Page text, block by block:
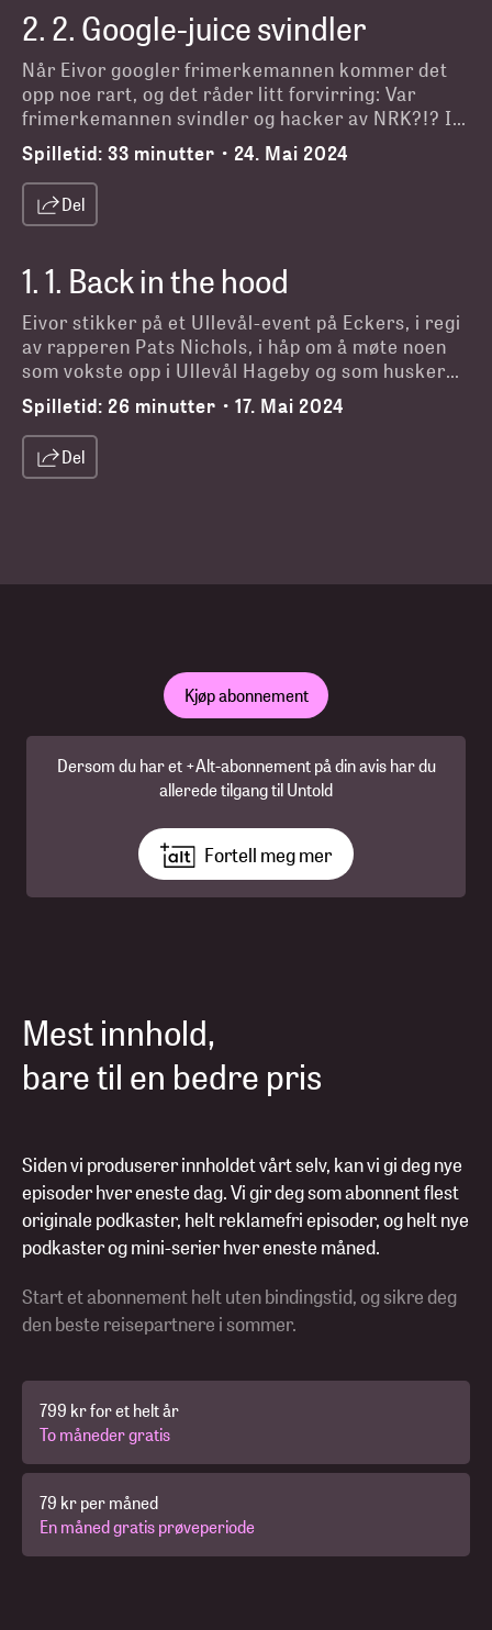
2.2. Google-juice svindler
Når Eivor googler frimerkemannen kommer det
opp noe rart, og det råder litt forvirring: Var
frimerkemannen svindler og hacker av NRK?!? I
denne episoden snakker Eivor med journalist
Anders Hofseth i NRK, Agnar Kaarbø i Kommunal
Rapport, og forfatter Anne Vogt, som har bodd
mange år i Hagebyen og husker frimerkemannen
Spilletid:33 minutter • 24. Mai 2024
Del
1.1. Back in the hood
Eivor stikker på et Ullevål-event på Eckers, i regi
av rapperen Pats Nichols, i håp om å møte noen
som vokste opp i Ullevål Hageby og som husker
Frimerkemannen. Det gjør hun. Men husker de
det samme som henne?
Spilletid: 26 minutter • 17. Mai 2024
Del
Kjøp abonnement
Dersom du har et +Alt-abonnement på din avis har du
allerede tilgang til Untold
Fortell meg mer
Mest innhold,
bare til en bedre pris
Siden vi produserer innholdet vårt selv, kan vi gi deg nye
episoder hver eneste dag. Vi gir deg som abonnent flest
originale podkaster, helt reklamefri episoder, og helt nye
podkaster og mini-serier hver eneste måned.
Start et abonnement helt uten bindingstid, og sikre deg
den beste reisepartnere i sommer.
799 kr for et helt år
To måneder gratis
79 kr per måned
En måned gratis prøveperiode